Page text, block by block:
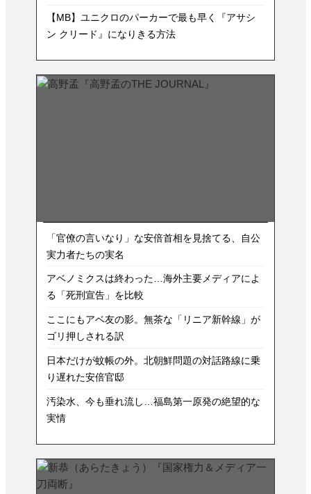
【MB】ユニクロのパーカーで最も早く『アサシ
ン クリード』になりきる方法
「官僚の言いなり」な安倍首相を見捨てる、自公
実力者たちの実名
アベノミクスは終わった…海外主要メディアによ
る「死刑宣告」を比較
ここにもアベ友の影。無茶な「リニア新幹線」が
ゴリ押しされる訳
日本だけが蚊帳の外。北朝鮮問題の対話路線に乗
り遅れた安倍官邸
汚染水、今も垂れ流し…福島第一原発の絶望的な
実情